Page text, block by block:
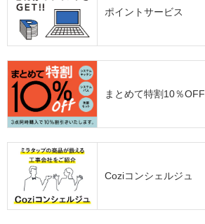
ポイントサービス
まとめて特割10％OFF
Coziコンシェルジュ